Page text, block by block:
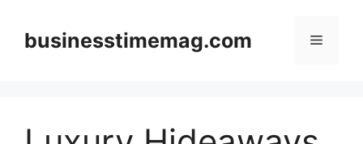
contentbusinesstimemag.com Menu